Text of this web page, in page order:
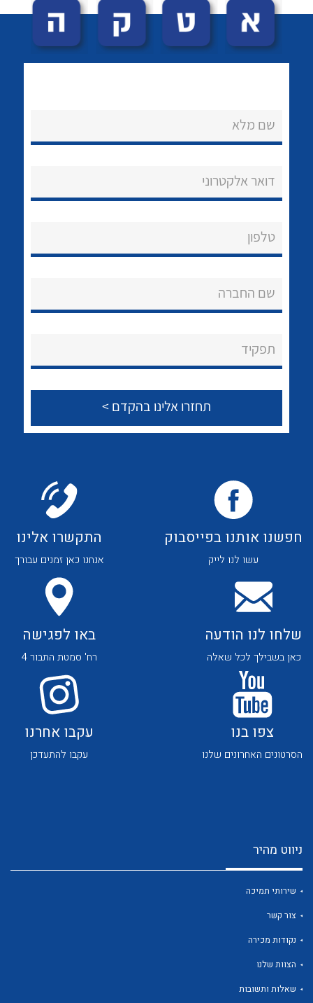
הצוות שלנו
שירותי תמיכה
לכל מוצרי היצרן לכל מוצרי היצרן
לכל מוצרי היצרן לכל מוצרי היצרן
לכל מוצרי היצרן לכל מוצרי היצרן
לכל מוצרי היצרן
שם מלא
דואר אלקטרוני
טלפון
שם החברה
תפקיד
חפשנו אותנו בפייסבוק
עשו לנו לייק
התקשרו אלינו
אנחנו כאן זמנים עבורך
שלחו לנו הודעה
כאן בשבילך לכל שאלה
באו לפגישה
רח' סמטת התבור 4
צפו בנו
הסרטונים האחרונים שלנו
עקבו אחרנו
עקבו להתעדכן
ניווט מהיר
שירותי תמיכה
צור קשר
נקודות מכירה
הצוות שלנו
שאלות ותשובות